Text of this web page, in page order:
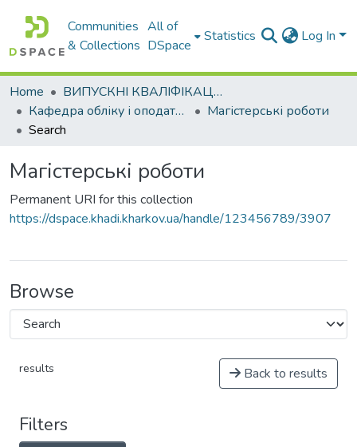
Communities
& Collections
All of
DSpace
Statistics Log In
Home
ВИПУСКНІ КВАЛІФІКАЦІЙНІ РОБОТИ
Кафедра обліку і оподаткування
Магістерські роботи
Search
Магістерські роботи
Permanent URI for this collection
https://dspace.khadi.kharkov.ua/handle/123456789/3907
Browse
results Back to results
Filters